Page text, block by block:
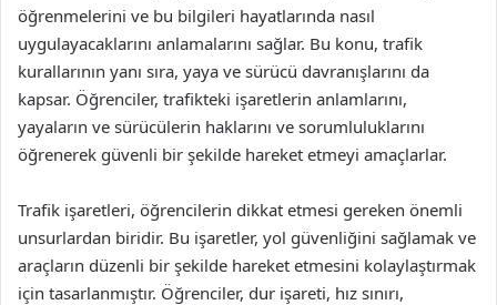
öğrenmelerini ve bu bilgileri hayatlarında nasıl
uygulayacaklarını anlamalarını sağlar. Bu konu, trafik
kurallarının yanı sıra, yaya ve sürücü davranışlarını da
kapsar. Öğrenciler, trafikteki işaretlerin anlamlarını,
yayaların ve sürücülerin haklarını ve sorumluluklarını
öğrenerek güvenli bir şekilde hareket etmeyi amaçlarlar.
Trafik işaretleri, öğrencilerin dikkat etmesi gereken önemli
unsurlardan biridir. Bu işaretler, yol güvenliğini sağlamak ve
araçların düzenli bir şekilde hareket etmesini kolaylaştırmak
için tasarlanmıştır. Öğrenciler, dur işareti, hız sınırı,